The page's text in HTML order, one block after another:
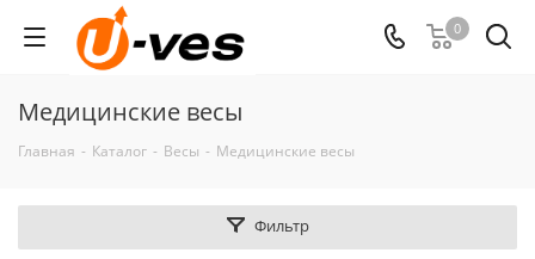
0
Медицинские весы
Главная - Каталог - Весы - Медицинские весы
Фильтр